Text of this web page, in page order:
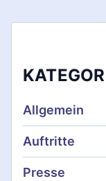
t
a
g
s
n
Allgemein
Auftritte
Presse